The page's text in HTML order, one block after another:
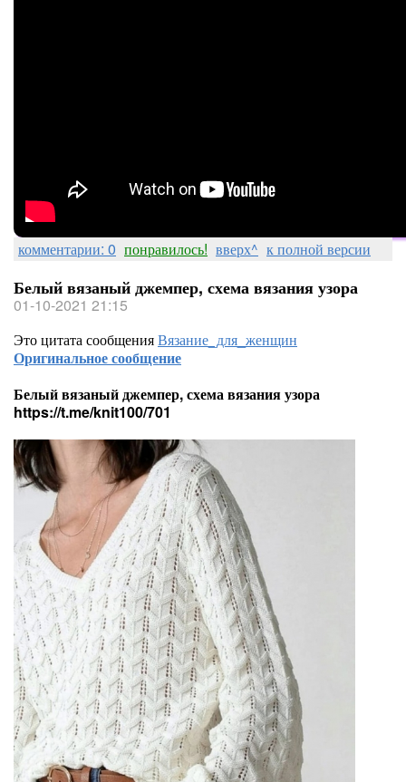
комментарии: 0 понравилось! вверх^ к полной версии
Белый вязаный джемпер, схема вязания узора
01-10-2021 21:15
Это цитата сообщенияВязание_для_женщин
Оригинальное сообщение
Белый вязаный джемпер, схема вязания узора
https://t.me/knit100/701